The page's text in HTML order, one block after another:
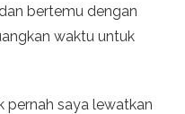
SEBUAH
PELAJARAN
TUA
bertemu dengan
waktu untuk
pernah saya lewatkan